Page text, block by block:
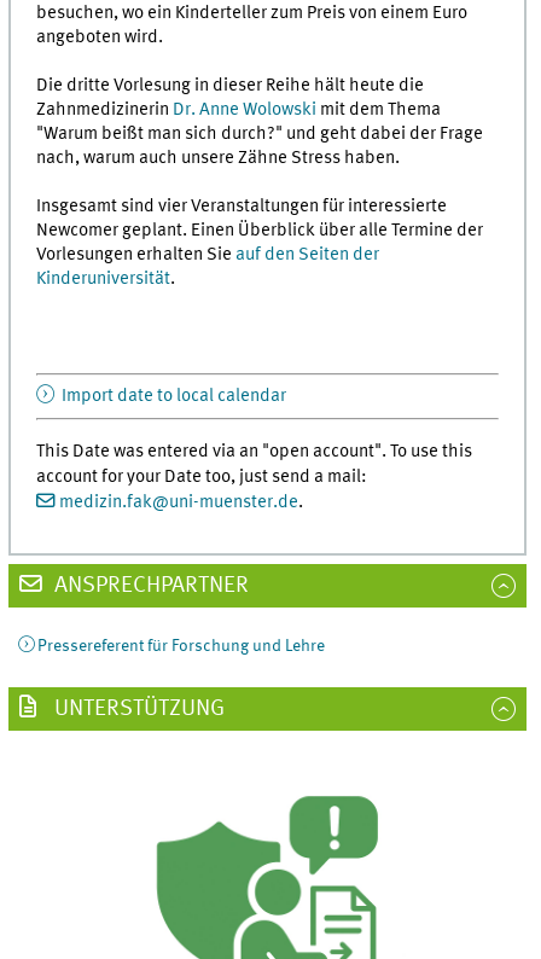
besuchen, wo ein Kinderteller zum Preis von einem Euro
angeboten wird.
Die dritte Vorlesung in dieser Reihe hält heute die
Zahnmedizinerin Dr. Anne Wolowski mit dem Thema
"Warum beißt man sich durch?" und geht dabei der Frage
nach, warum auch unsere Zähne Stress haben.
Insgesamt sind vier Veranstaltungen für interessierte
Newcomer geplant. Einen Überblick über alle Termine der
Vorlesungen erhalten Sie auf den Seiten der
Kinderuniversität.
Import date to local calendar
This Date was entered via an "open account". To use this
account for your Date too, just send a mail:
medizin.fak@uni-muenster.de.
ANSPRECHPARTNER
Pressereferent für Forschung und Lehre
UNTERSTÜTZUNG